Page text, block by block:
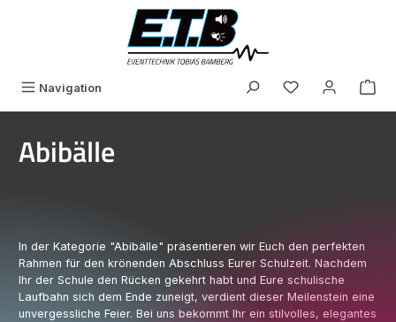
Navigation You have 0
Abibälle
In der Kategorie "Abibälle" präsentieren wir Euch den perfekten
Rahmen für den krönenden Abschluss Eurer Schulzeit. Nachdem
Ihr der Schule den Rücken gekehrt habt und Eure schulische
Laufbahn sich dem Ende zuneigt, verdient dieser Meilenstein eine
unvergessliche Feier. Bei uns bekommt Ihr ein stilvolles, elegantes